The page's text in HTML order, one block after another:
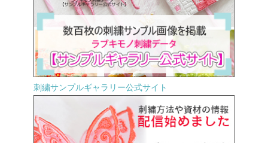
刺繍サンプルギャラリー公式サイト